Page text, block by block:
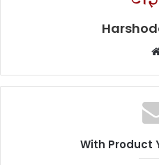
With Product